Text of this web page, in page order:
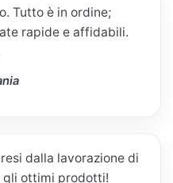
Tutto è in ordine;
rapide e affidabili.
dalla lavorazione di
gli ottimi prodotti!